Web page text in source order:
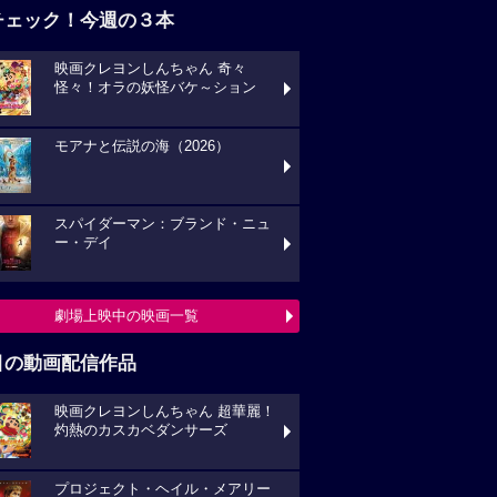
ェック！今週の３本
映画クレヨンしんちゃん 奇々
怪々！オラの妖怪バケ～ション
モアナと伝説の海（2026）
スパイダーマン：ブランド・ニュ
ー・デイ
劇場上映中の映画一覧
の動画配信作品
映画クレヨンしんちゃん 超華麗！
灼熱のカスカベダンサーズ
プロジェクト・ヘイル・メアリー